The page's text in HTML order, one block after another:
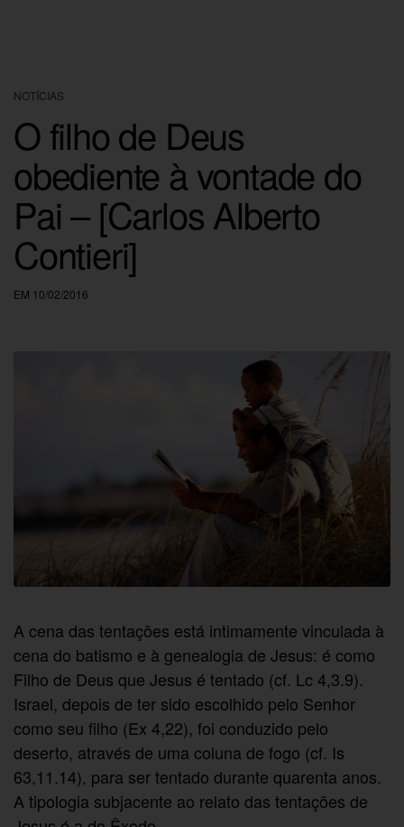
NOTÍCIAS
O filho de Deus
obediente à vontade do
Pai – [Carlos Alberto
Contieri]
EM 10/02/2016
A cena das tentações está intimamente vinculada à
cena do batismo e à genealogia de Jesus: é como
Filho de Deus que Jesus é tentado (cf. Lc 4,3.9).
Israel, depois de ter sido escolhido pelo Senhor
como seu filho (Ex 4,22), foi conduzido pelo
deserto, através de uma coluna de fogo (cf. Is
63,11.14), para ser tentado durante quarenta anos.
A tipologia subjacente ao relato das tentações de